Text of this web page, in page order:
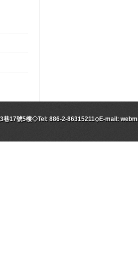
巷17號5樓◇Tel: 886-2-86315211◇E-mail: